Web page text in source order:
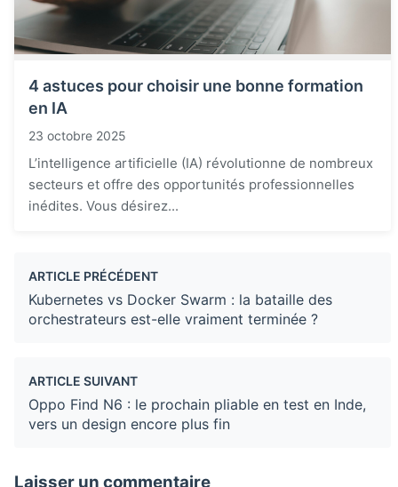
4 astuces pour choisir une bonne formation
en IA
23 octobre 2025
L’intelligence artificielle (IA) révolutionne de nombreux
secteurs et offre des opportunités professionnelles
inédites. Vous désirez...
ARTICLE PRÉCÉDENT
Kubernetes vs Docker Swarm : la bataille des
orchestrateurs est-elle vraiment terminée ?
ARTICLE SUIVANT
Oppo Find N6 : le prochain pliable en test en Inde,
vers un design encore plus fin
Laisser un commentaire